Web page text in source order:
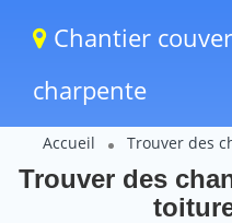
Chantier
charpente
Accueil Trouver des
Trouver des